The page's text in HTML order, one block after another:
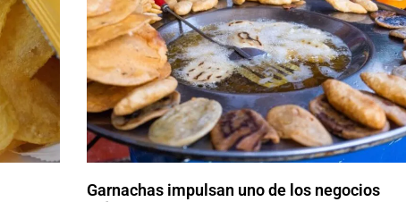
Garnachas impulsan uno de los negocios